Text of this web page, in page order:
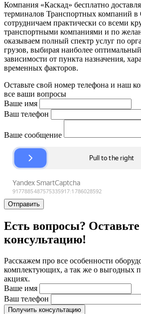
Компания «Каскад» бесплатно
терминалов Транспортных компаний
сотрудничаем практически со всеми
транспортными компаниями и по
оказываем полный спектр услуг по
грузов, выбирая наиболее
зависимости от пункта назначения,
временных факторов.
Оставьте свой номер телефона и наш
все ваши вопросы
Ваше имя
Ваш телефон
Ваше сообщение
Отправить
Есть вопросы?
консультацию!
Расскажем про все особенности
комплектующих, а так же о выгодных
акциях.
Ваше имя
Ваш телефон
Получить консультацию